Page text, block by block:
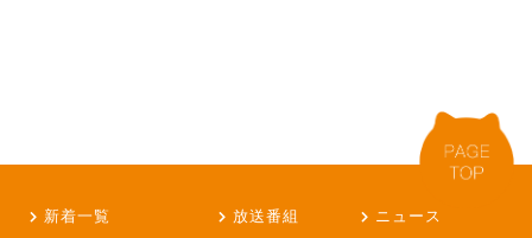
新着一覧 放送番組
ニュース